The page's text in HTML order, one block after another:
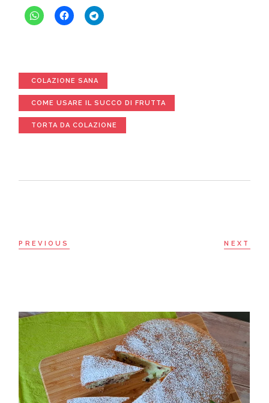
COLAZIONE SANA
COME USARE IL SUCCO DI FRUTTA
TORTA DA COLAZIONE
PREVIOUS NEXT